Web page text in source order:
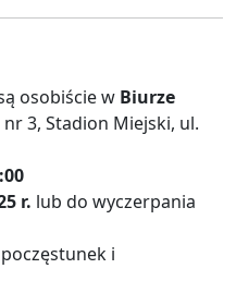
osobiście w Biurze
3, Stadion Miejski, ul.
r. lub do wyczerpania
i